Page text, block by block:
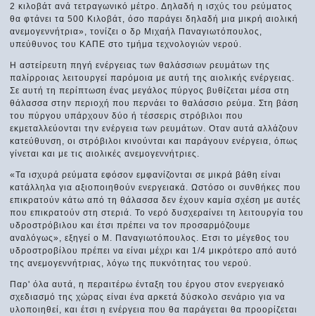
2 κιλοβάτ ανά τετραγωνικό μέτρο. Δηλαδή η ισχύς του ρεύματος
θα φτάνει τα 500 Κιλοβάτ, όσο παράγει δηλαδή μια μικρή αιολική
ανεμογεννήτρια», τονίζει ο δρ Μιχαήλ Παναγιωτόπουλος,
υπεύθυνος του ΚΑΠΕ στο τμήμα τεχνολογιών νερού.
Η αστείρευτη πηγή ενέργειας των θαλάσσιων ρευμάτων της
παλίρροιας λειτουργεί παρόμοια με αυτή της αιολικής ενέργειας.
Σε αυτή τη περίπτωση ένας μεγάλος πύργος βυθίζεται μέσα στη
θάλασσα στην περιοχή που περνάει το θαλάσσιο ρεύμα. Στη βάση
του πύργου υπάρχουν δύο ή τέσσερις στρόβιλοι που
εκμεταλλεύονται την ενέργεια των ρευμάτων. Οταν αυτά αλλάζουν
κατεύθυνση, οι στρόβιλοι κινούνται και παράγουν ενέργεια, όπως
γίνεται και με τις αιολικές ανεμογεννήτριες.
«Τα ισχυρά ρεύματα εφόσον εμφανίζονται σε μικρά βάθη είναι
κατάλληλα για αξιοποιηθούν ενεργειακά. Ωστόσο οι συνθήκες που
επικρατούν κάτω από τη θάλασσα δεν έχουν καμία σχέση με αυτές
που επικρατούν στη στεριά. Το νερό δυσχεραίνει τη λειτουργία του
υδροστρόβιλου και έτσι πρέπει να τον προσαρμόζουμε
αναλόγως», εξηγεί ο Μ. Παναγιωτόπουλος. Ετσι το μέγεθος του
υδροστροβίλου πρέπει να είναι μέχρι και 1/4 μικρότερο από αυτό
της ανεμογεννήτριας, λόγω της πυκνότητας του νερού.
Παρ' όλα αυτά, η περαιτέρω ένταξη του έργου στον ενεργειακό
σχεδιασμό της χώρας είναι ένα αρκετά δύσκολο σενάριο για να
υλοποιηθεί, και έτσι η ενέργεια που θα παράγεται θα προορίζεται